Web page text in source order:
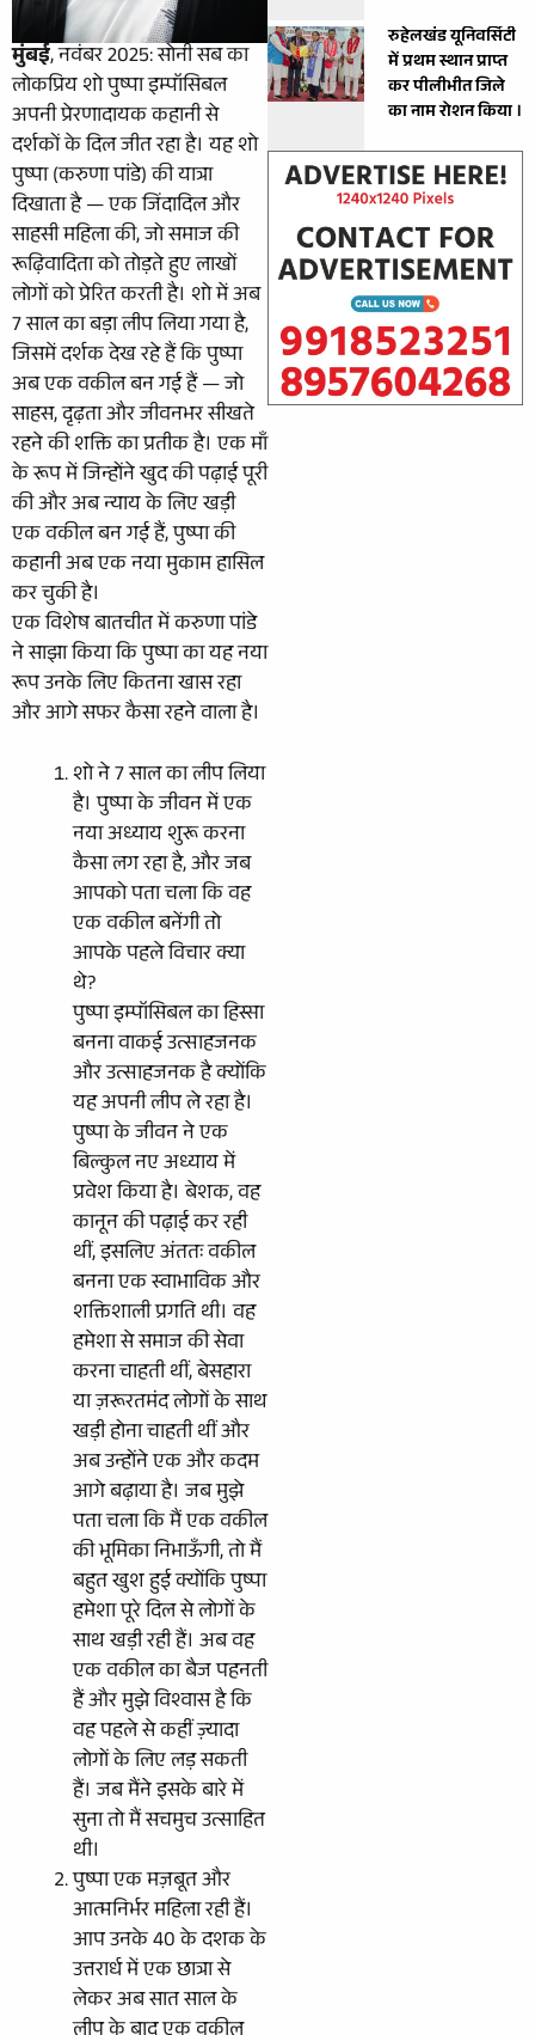
मुंबई, नवंबर 2025: सोनी सब का
लोकप्रिय शो पुष्पा इम्पॉसिबल
अपनी प्रेरणादायक कहानी से
दर्शकों के दिल जीत रहा है। यह शो
पुष्पा (करुणा पांडे) की यात्रा
दिखाता है — एक जिंदादिल और
साहसी महिला की, जो समाज की
रूढ़िवादिता को तोड़ते हुए लाखों
लोगों को प्रेरित करती है। शो में अब
7 साल का बड़ा लीप लिया गया है,
जिसमें दर्शक देख रहे हैं कि पुष्पा
अब एक वकील बन गई हैं — जो
साहस, दृढ़ता और जीवनभर सीखते
रहने की शक्ति का प्रतीक है। एक माँ
के रूप में जिन्होंने खुद की पढ़ाई पूरी
की और अब न्याय के लिए खड़ी
एक वकील बन गई हैं, पुष्पा की
कहानी अब एक नया मुकाम हासिल
कर चुकी है।
एक विशेष बातचीत में करुणा पांडे
ने साझा किया कि पुष्पा का यह नया
रूप उनके लिए कितना खास रहा
और आगे सफर कैसा रहने वाला है।
शो ने 7 साल का लीप लिया
है। पुष्पा के जीवन में एक
नया अध्याय शुरू करना
कैसा लग रहा है, और जब
आपको पता चला कि वह
एक वकील बनेंगी तो
आपके पहले विचार क्या
थे?
पुष्पा इम्पॉसिबल का हिस्सा
बनना वाकई उत्साहजनक
और उत्साहजनक है क्योंकि
यह अपनी लीप ले रहा है।
पुष्पा के जीवन ने एक
बिल्कुल नए अध्याय में
प्रवेश किया है। बेशक, वह
कानून की पढ़ाई कर रही
थीं, इसलिए अंततः वकील
बनना एक स्वाभाविक और
शक्तिशाली प्रगति थी। वह
हमेशा से समाज की सेवा
करना चाहती थीं, बेसहारा
या ज़रूरतमंद लोगों के साथ
खड़ी होना चाहती थीं और
अब उन्होंने एक और कदम
आगे बढ़ाया है। जब मुझे
पता चला कि मैं एक वकील
की भूमिका निभाऊँगी, तो मैं
बहुत खुश हुई क्योंकि पुष्पा
हमेशा पूरे दिल से लोगों के
साथ खड़ी रही हैं। अब वह
एक वकील का बैज पहनती
हैं और मुझे विश्वास है कि
वह पहले से कहीं ज़्यादा
लोगों के लिए लड़ सकती
हैं। जब मैंने इसके बारे में
सुना तो मैं सचमुच उत्साहित
थी।
पुष्पा एक मज़बूत और
आत्मनिर्भर महिला रही हैं।
आप उनके 40 के दशक के
उत्तरार्ध में एक छात्रा से
लेकर अब सात साल के
रुहेलखंड यूनिवर्सिटी
में प्रथम स्थान प्राप्त
कर पीलीभीत जिले
का नाम रोशन किया ।